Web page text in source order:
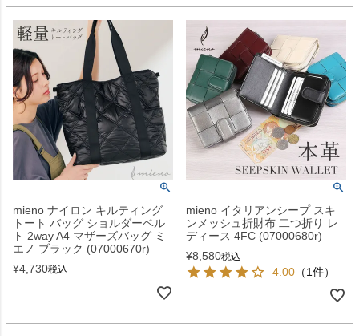
mieno ナイロン キルティング
トート バッグ ショルダーベル
ト 2way A4 マザーズバッグ ミ
エノ ブラック (07000670r)
¥4,730税込
mieno イタリアンシープ スキ
ンメッシュ折財布 二つ折り レ
ディース 4FC (07000680r)
¥8,580税込
4.00 （1件）